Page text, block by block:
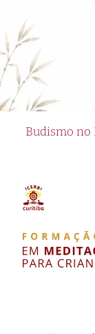
Budismo no